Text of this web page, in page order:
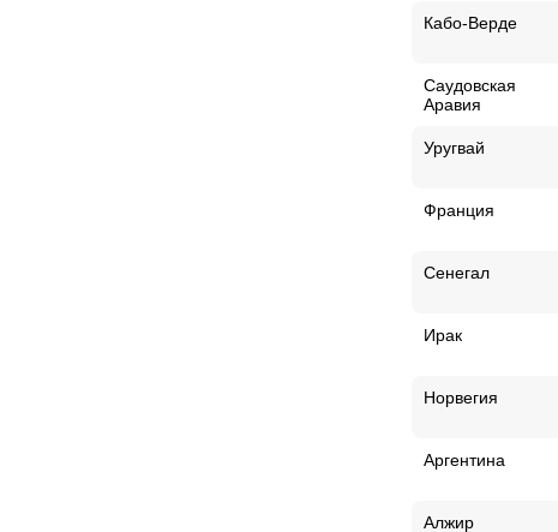
Кабо-Верде
Саудовская
Аравия
Уругвай
Франция
Сенегал
Ирак
Норвегия
Аргентина
Алжир